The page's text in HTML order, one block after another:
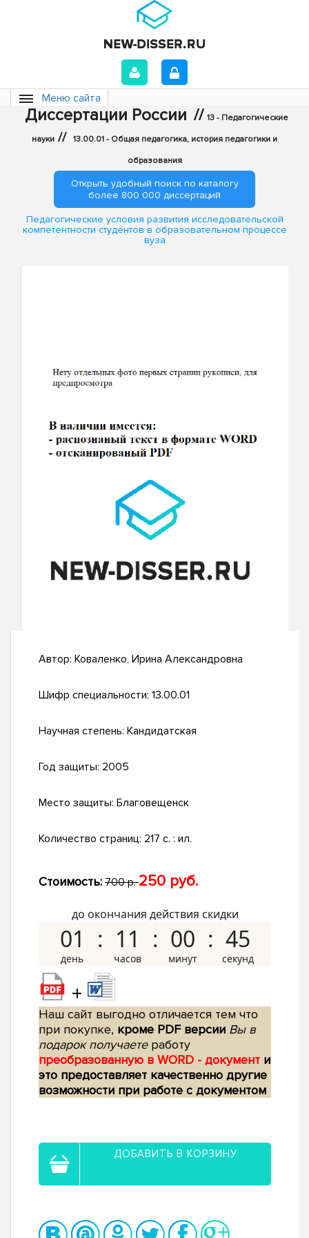
Меню сайта
Диссертации России // 13 - Педагогические
науки // 13.00.01 - Общая педагогика, история педагогики и
образования
Открыть удобный поиск по каталогу
более 800 000 диссертаций
Педагогические условия развития исследовательской
компетентности студентов в образовательном процессе
вуза
Автор: Коваленко, Ирина Александровна
Шифр специальности: 13.00.01
Научная степень: Кандидатская
Год защиты: 2005
Место защиты: Благовещенск
Количество страниц: 217 с. : ил.
Стоимость: 700 р.250 руб.
до окончания действия скидки
01 11 00 44
+
Наш сайт выгодно отличается тем что
при покупке, кроме PDF версии Вы в
подарок получаетеработу
преобразованную в WORD - документ и
это предоставляет качественно другие
возможности при работе с документом
ДОБАВИТЬ В КОРЗИНУ